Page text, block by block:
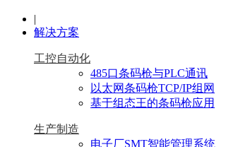
|
解决方案
工控自动化
485口条码枪与PLC通讯
以太网条码枪TCP/IP组网
基于组态王的条码枪应用
生产制造
电子厂SMT智能管理系统